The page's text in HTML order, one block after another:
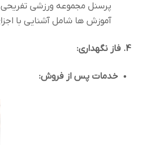
پرسنل مجموعه ورزشی
آموزش ها شامل آشنایی با
4. فاز نگهداری:
خدمات پس از فروش: